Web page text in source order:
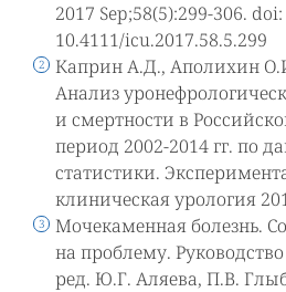
2017 Sep;58(5):299-306. doi:
10.4111/icu.2017.58.5.299
Каприн А.Д., Аполихин
Анализ
и смертности в
период 2002-2014 гг. по
статистики.
клиническая урология
Мочекаменная болезнь.
на проблему.
ред. Ю.Г. Аляева, П.В.